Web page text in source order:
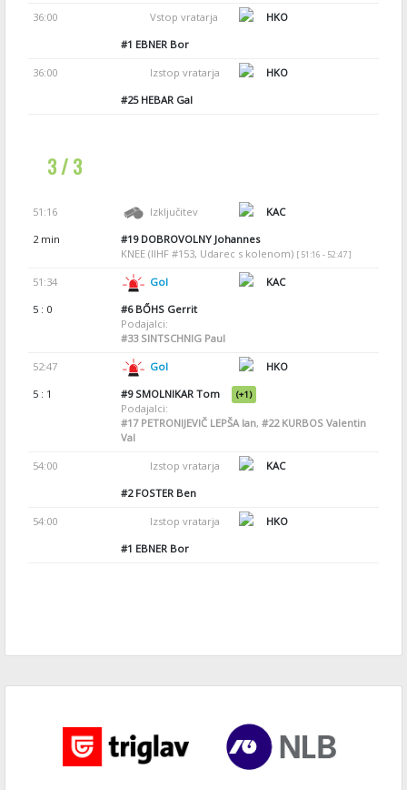
36:00 Vstop vratarja
HKO
#1 EBNER Bor
36:00 Izstop vratarja
HKO
#25HEBAR Gal
3 / 3
51:16 Izključitev
KAC
2 min
#19DOBROVOLNY Johannes
KNEE (IIHF #153, Udarec s kolenom) [ 51:16 - 52:47 ]
51:34 Gol
KAC
5 : 0
#6BŐHS Gerrit
Podajalci:
#33SINTSCHNIG Paul
52:47 Gol
HKO
5 : 1
#9SMOLNIKAR Tom (+1)
Podajalci:
#17PETRONIJEVIČ LEPŠA Ian, #22KURBOS Valentin
Val
54:00 Izstop vratarja
KAC
#2FOSTER Ben
54:00 Izstop vratarja
HKO
#1 EBNER Bor